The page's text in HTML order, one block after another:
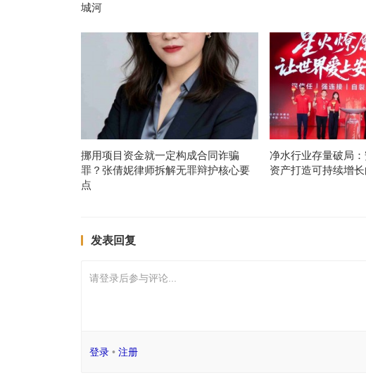
城河
挪用项目资金就一定构成合同诈骗
罪？张倩妮律师拆解无罪辩护核心要
点
净水行业存量破局
资产打造可持续增
发表回复
请登录后参与评论...
登录• 注册